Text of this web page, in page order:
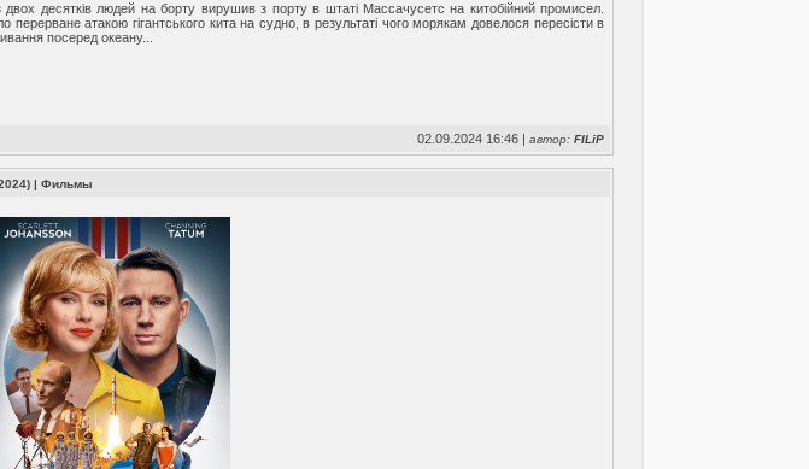
десятків людей на борту вирушив з порту в штаті Массачусетс на китобійний промисел.
атакою гігантського кита на судно, в результаті чого морякам довелося пересісти в
посеред океану...
02.09.2024 16:46 |автор:FILiP
|Фильмы